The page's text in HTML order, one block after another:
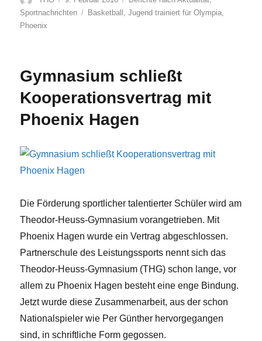
am
Sportnachrichten
Schlagwörter
Basketball ,Jugend trainiert für Olympia,
Phoenix
Gymnasium schließt
Kooperationsvertrag mit
Phoenix Hagen
Die Förderung sportlicher talentierter Schüler wird am
Theodor-Heuss-Gymnasium vorangetrieben. Mit
Phoenix Hagen wurde ein Vertrag abgeschlossen.
Partnerschule des Leistungssports nennt sich das
Theodor-Heuss-Gymnasium (THG) schon lange, vor
allem zu Phoenix Hagen besteht eine enge Bindung.
Jetzt wurde diese Zusammenarbeit, aus der schon
Nationalspieler wie Per Günther hervorgegangen
sind, in schriftliche Form gegossen.